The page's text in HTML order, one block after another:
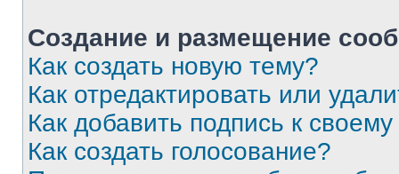
Создание и размещение
Как создать новую тему?
Как отредактировать или
Как добавить подпись к
Как создать голосование?